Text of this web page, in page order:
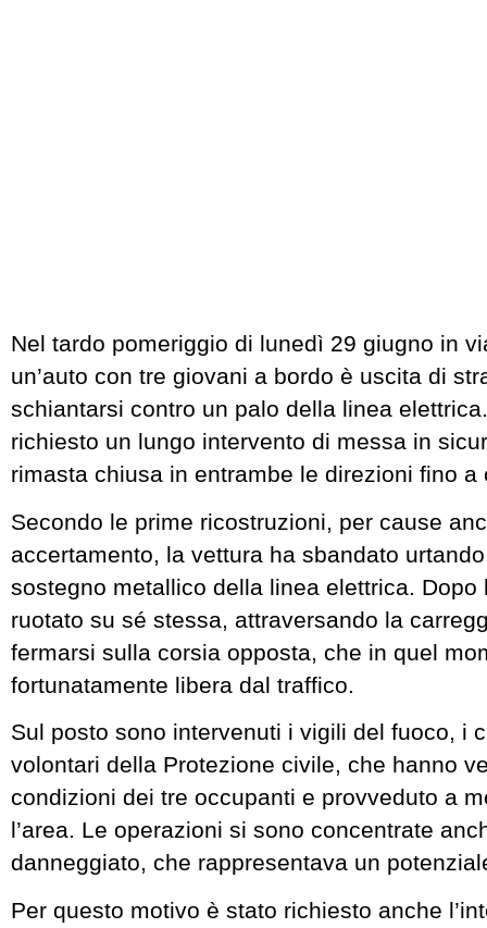
Nel tardo pomeriggio di lunedì 29 giugno in
un’auto con tre giovani a bordo è uscita di
schiantarsi contro un palo della linea
richiesto un lungo intervento di messa in
rimasta chiusa in entrambe le direzioni fino a
Secondo le prime ricostruzioni, per cause
accertamento, la vettura ha sbandato
sostegno metallico della linea elettrica. Dopo
ruotato su sé stessa, attraversando la
fermarsi sulla corsia opposta, che in quel
fortunatamente libera dal traffico.
Sul posto sono intervenuti i vigili del fuoco, i
volontari della Protezione civile, che hanno
condizioni dei tre occupanti e provveduto a
l’area. Le operazioni si sono concentrate
danneggiato, che rappresentava un
Per questo motivo è stato richiesto anche